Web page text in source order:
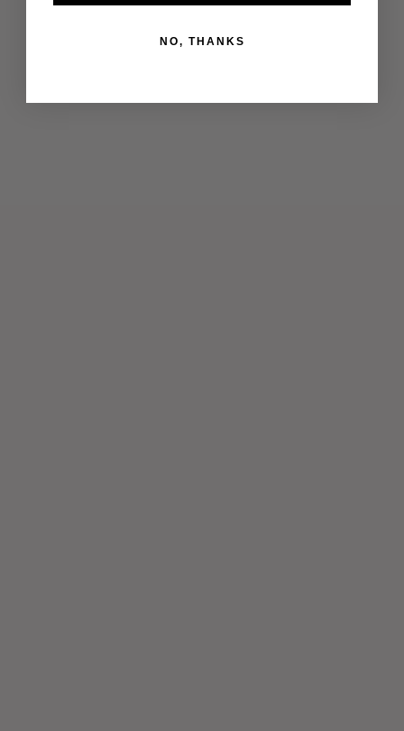
NO, THANKS